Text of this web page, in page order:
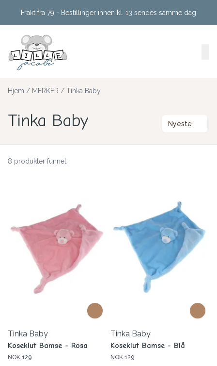
Frakt fra 79 - Bestillinger innen kl. 13 sendes samme dag
Hjem / MERKER / Tinka Baby
Tinka Baby Nyeste
8 produkter funnet
Tinka Baby
Koseklut Bamse - Rosa
NOK 129
Tinka Baby
Koseklut Bamse - Blå
NOK 129